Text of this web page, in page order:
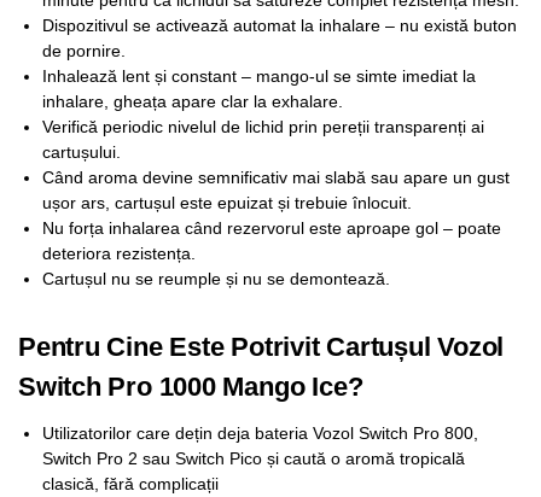
Dispozitivul se activează automat la inhalare – nu există buton
de pornire.
Inhalează lent și constant – mango-ul se simte imediat la
inhalare, gheața apare clar la exhalare.
Verifică periodic nivelul de lichid prin pereții transparenți ai
cartușului.
Când aroma devine semnificativ mai slabă sau apare un gust
ușor ars, cartușul este epuizat și trebuie înlocuit.
Nu forța inhalarea când rezervorul este aproape gol – poate
deteriora rezistența.
Cartușul nu se reumple și nu se demontează.
Pentru Cine Este Potrivit Cartușul Vozol
Switch Pro 1000 Mango Ice?
Utilizatorilor care dețin deja bateria Vozol Switch Pro 800,
Switch Pro 2 sau Switch Pico și caută o aromă tropicală
clasică, fără complicații